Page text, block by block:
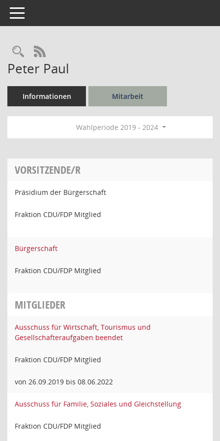
Toggle navigation
Rechercheauswahl
RSS-Feed
Peter Paul
Informationen Mitarbeit
Wahlperiode 2019 - 2024
VORSITZENDE/R
Präsidium der Bürgerschaft
Fraktion CDU/FDP Mitglied
Bürgerschaft
Fraktion CDU/FDP Mitglied
MITGLIEDER
Ausschuss für Wirtschaft, Tourismus und
Gesellschafteraufgaben beendet
Fraktion CDU/FDP Mitglied
von 26.09.2019 bis 08.06.2022
Ausschuss für Familie, Soziales und Gleichstellung
Fraktion CDU/FDP Mitglied